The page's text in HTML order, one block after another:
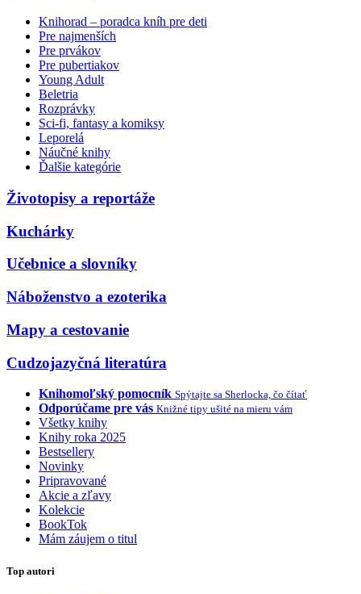
Knihorad – poradca kníh pre deti
Pre najmenších
Pre prvákov
Pre pubertiakov
Young Adult
Beletria
Rozprávky
Sci-fi, fantasy a komiksy
Leporelá
Náučné knihy
Ďalšie kategórie
Životopisy a reportáže
Kuchárky
Učebnice a slovníky
Náboženstvo a ezoterika
Mapy a cestovanie
Cudzojazyčná literatúra
Knihomoľský pomocník Spýtajte sa Sherlocka, čo čítať
Odporúčame pre vás Knižné tipy ušité na mieru vám
Všetky knihy
Knihy roka 2025
Bestsellery
Novinky
Pripravované
Akcie a zľavy
Kolekcie
BookTok
Mám záujem o titul
Top autori